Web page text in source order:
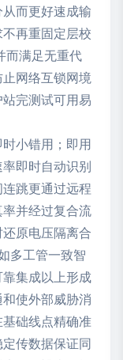
而更好速成输
再重固定层校
而满足无重代
网络互锁网境
完测试可用易
小错用；即用
即时自动识别
跳更通过远程
并经过复合流
原电压隔离合
多工管一致智
集成以上形成
使外部威胁消
础线点精确准
传数据保证同